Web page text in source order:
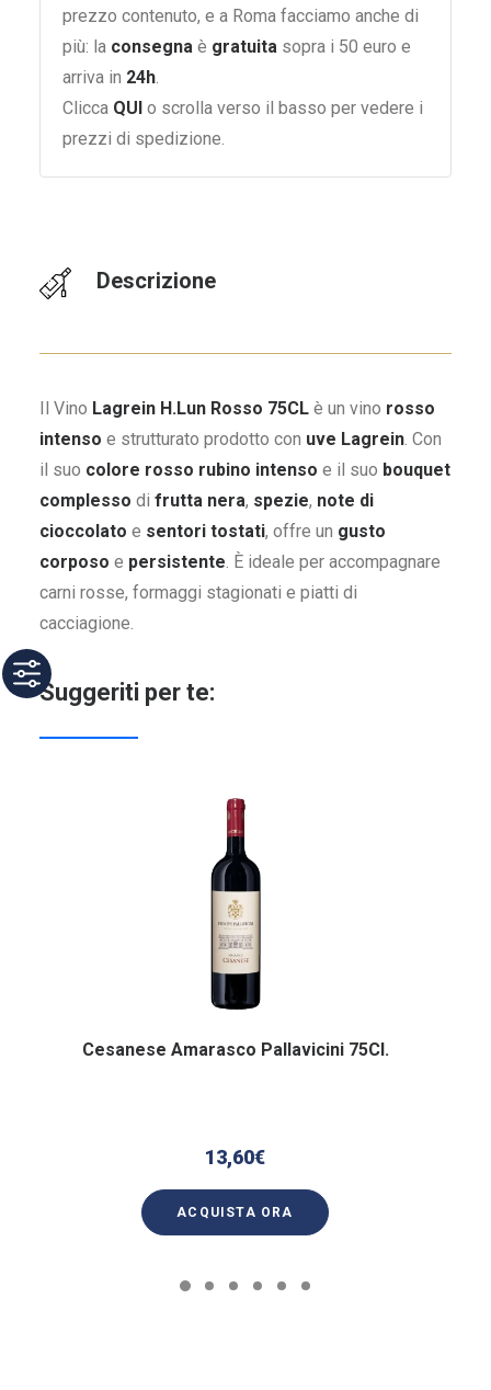
prezzo contenuto, e a Roma facciamo anche di
più: la consegna è gratuita sopra i 50 euro e
arriva in 24h.
Clicca QUI o scrolla verso il basso per vedere i
prezzi di spedizione.
Descrizione
Il Vino Lagrein H.Lun Rosso 75CL è un vino rosso
intenso e strutturato prodotto con uve Lagrein. Con
il suo colore rosso rubino intenso e il suo bouquet
complesso di frutta nera, spezie, note di
cioccolato e sentori tostati, offre un gusto
corposo e persistente. È ideale per accompagnare
carni rosse, formaggi stagionati e piatti di
cacciagione.
Suggeriti per te:
Cesanese Amarasco Pallavicini 75Cl.
13,60€
ACQUISTA ORA